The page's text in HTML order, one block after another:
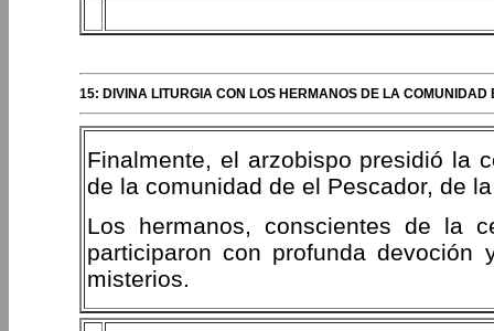
15: DIVINA LITURGIA CON LOS HERMANOS DE LA
Finalmente, el arzobispo presidió la
de la comunidad de el Pescador, de
Los hermanos, conscientes de la
participaron con profunda
misterios.